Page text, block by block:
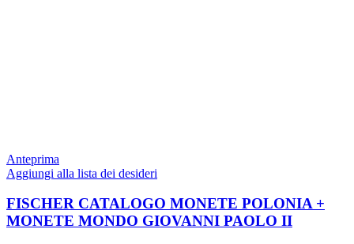
Anteprima
Aggiungi alla lista dei desideri
FISCHER CATALOGO MONETE POLONIA +
MONETE MONDO GIOVANNI PAOLO II